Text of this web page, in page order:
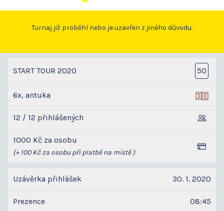
Turnaj již proběhl nebo je uzavřen z jiného důvodu.
START TOUR 2020 50
6x, antuka
12 / 12 přihlášených
1000 Kč za osobu
(+ 100 Kč za osobu při platbě na místě )
Uzávěrka přihlášek 30. 1. 2020
Prezence 08:45